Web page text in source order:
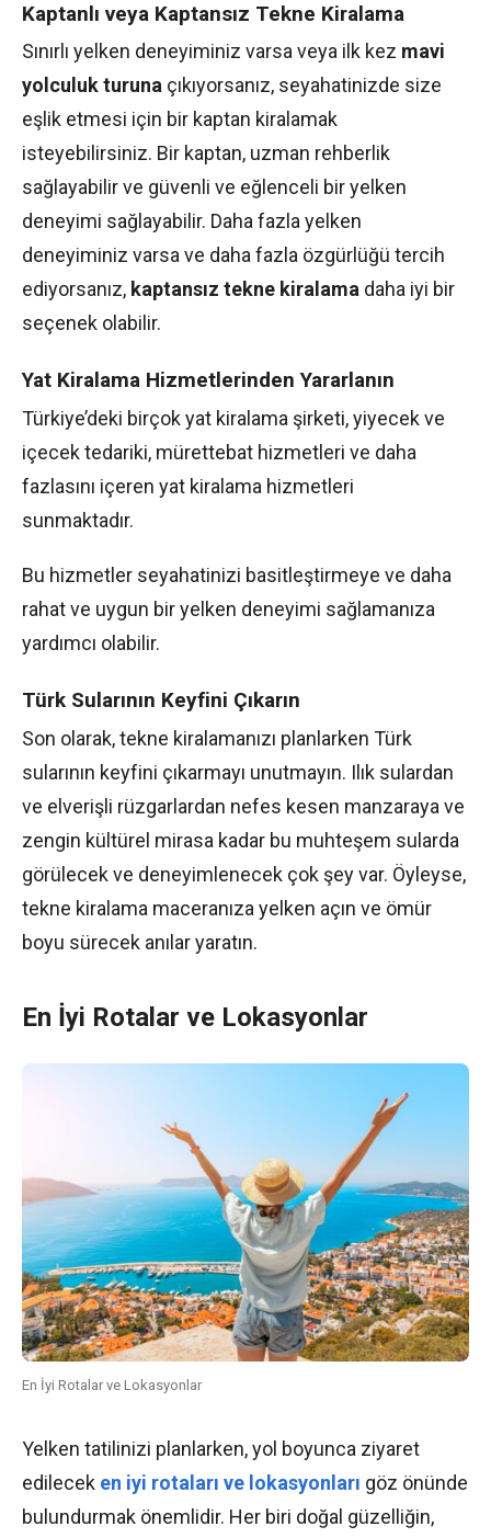
Kaptanlı veya Kaptansız Tekne Kiralama
Sınırlı yelken deneyiminiz varsa veya ilk kez mavi
yolculuk turuna çıkıyorsanız, seyahatinizde size
eşlik etmesi için bir kaptan kiralamak
isteyebilirsiniz. Bir kaptan, uzman rehberlik
sağlayabilir ve güvenli ve eğlenceli bir yelken
deneyimi sağlayabilir. Daha fazla yelken
deneyiminiz varsa ve daha fazla özgürlüğü tercih
ediyorsanız, kaptansız tekne kiralama daha iyi bir
seçenek olabilir.
Yat Kiralama Hizmetlerinden Yararlanın
Türkiye’deki birçok yat kiralama şirketi, yiyecek ve
içecek tedariki, mürettebat hizmetleri ve daha
fazlasını içeren yat kiralama hizmetleri
sunmaktadır.
Bu hizmetler seyahatinizi basitleştirmeye ve daha
rahat ve uygun bir yelken deneyimi sağlamanıza
yardımcı olabilir.
Türk Sularının Keyfini Çıkarın
Son olarak, tekne kiralamanızı planlarken Türk
sularının keyfini çıkarmayı unutmayın. Ilık sulardan
ve elverişli rüzgarlardan nefes kesen manzaraya ve
zengin kültürel mirasa kadar bu muhteşem sularda
görülecek ve deneyimlenecek çok şey var. Öyleyse,
tekne kiralama maceranıza yelken açın ve ömür
boyu sürecek anılar yaratın.
En İyi Rotalar ve Lokasyonlar
En İyi Rotalar ve Lokasyonlar
Yelken tatilinizi planlarken, yol boyunca ziyaret
edilecek en iyi rotaları ve lokasyonları göz önünde
bulundurmak önemlidir. Her biri doğal güzelliğin,